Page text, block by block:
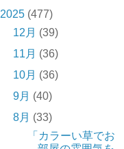
2025 (477)
12月 (39)
11月 (36)
10月 (36)
9月 (40)
8月 (33)
「カラーい草でお